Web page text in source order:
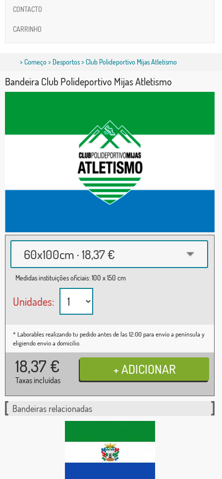
CONTACTO
CARRINHO
>Começo> Desportos> Club Polideportivo Mijas Atletismo
Bandeira Club Polideportivo Mijas Atletismo
60x100cm · 18,37 €
Medidas instituições oficiais: 100 x 150 cm
Unidades:
* Laborables realizando tu pedido antes de las 12:00 para envío a península y
eligiendo envío a domicilio.
18,37 €
Taxas incluídas
Bandeiras relacionadas